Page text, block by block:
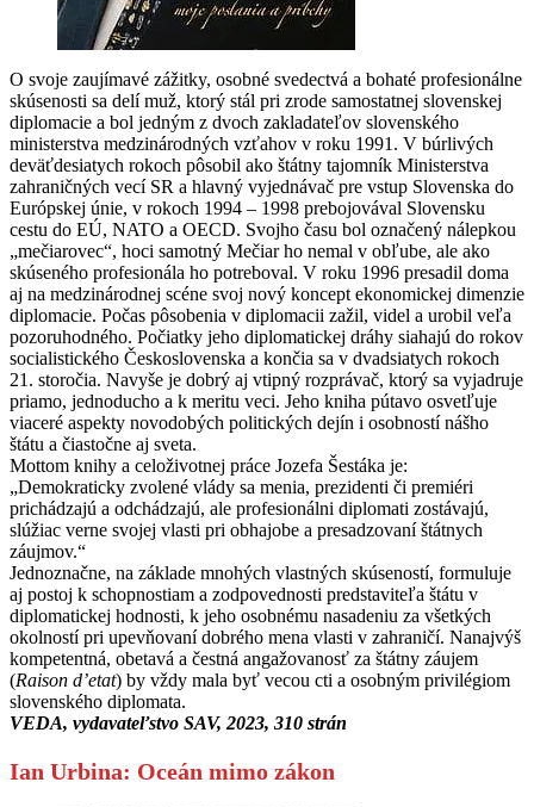
O svoje zaujímavé zážitky, osobné svedectvá a bohaté profesionálne
skúsenosti sa delí muž, ktorý stál pri zrode samostatnej slovenskej
diplomacie a bol jedným z dvoch zakladateľov slovenského
ministerstva medzinárodných vzťahov v roku 1991. V búrlivých
deväťdesiatych rokoch pôsobil ako štátny tajomník Ministerstva
zahraničných vecí SR a hlavný vyjednávač pre vstup Slovenska do
Európskej únie, v rokoch 1994 – 1998 prebojovával Slovensku
cestu do EÚ, NATO a OECD. Svojho času bol označený nálepkou
„mečiarovec“, hoci samotný Mečiar ho nemal v obľube, ale ako
skúseného profesionála ho potreboval. V roku 1996 presadil doma
aj na medzinárodnej scéne svoj nový koncept ekonomickej dimenzie
diplomacie. Počas pôsobenia v diplomacii zažil, videl a urobil veľa
pozoruhodného. Počiatky jeho diplomatickej dráhy siahajú do rokov
socialistického Československa a končia sa v dvadsiatych rokoch
21. storočia. Navyše je dobrý aj vtipný rozprávač, ktorý sa vyjadruje
priamo, jednoducho a k meritu veci. Jeho kniha pútavo osvetľuje
viaceré aspekty novodobých politických dejín i osobností nášho
štátu a čiastočne aj sveta.
Mottom knihy a celoživotnej práce Jozefa Šestáka je:
„Demokraticky zvolené vlády sa menia, prezidenti či premiéri
prichádzajú a odchádzajú, ale profesionálni diplomati zostávajú,
slúžiac verne svojej vlasti pri obhajobe a presadzovaní štátnych
záujmov.“
Jednoznačne, na základe mnohých vlastných skúseností, formuluje
aj postoj k schopnostiam a zodpovednosti predstaviteľa štátu v
diplomatickej hodnosti, k jeho osobnému nasadeniu za všetkých
okolností pri upevňovaní dobrého mena vlasti v zahraničí. Nanajvýš
kompetentná, obetavá a čestná angažovanosť za štátny záujem
(Raison d’etat) by vždy mala byť vecou cti a osobným privilégiom
slovenského diplomata.
VEDA, vydavateľstvo SAV, 2023, 310 strán
Ian Urbina: Oceán mimo zákon